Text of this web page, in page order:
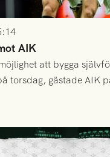
AIK
att bygga
torsdag, gästade AIK
trots konstant hotande
0.